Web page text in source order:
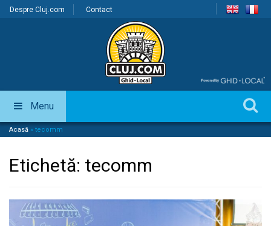
Despre Cluj.com Contact
Menu
Acasă » tecomm
Etichetă: tecomm